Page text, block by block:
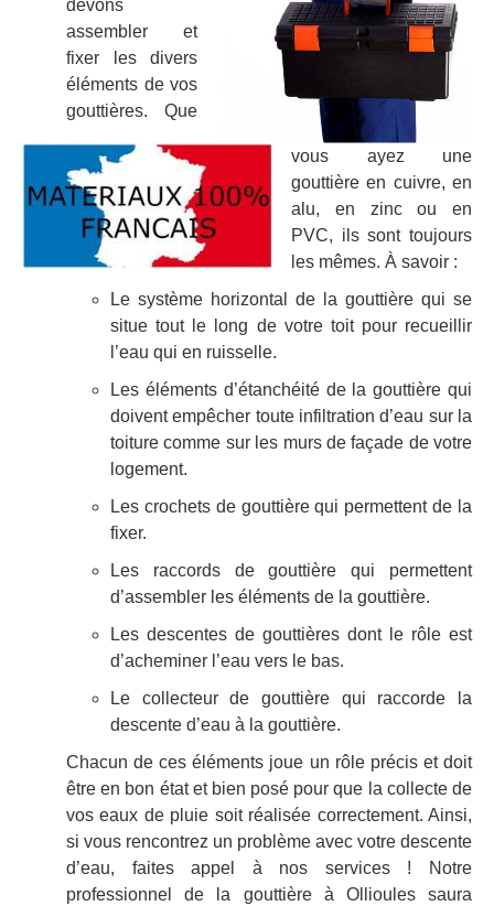
devons
assembler et
fixer les divers
éléments de vos
gouttières. Que
vous ayez une
gouttière en cuivre, en
alu, en zinc ou en
PVC, ils sont toujours
les mêmes. À savoir :
Le système horizontal de la gouttière qui se
situe tout le long de votre toit pour recueillir
l’eau qui en ruisselle.
Les éléments d’étanchéité de la gouttière qui
doivent empêcher toute infiltration d’eau sur la
toiture comme sur les murs de façade de votre
logement.
Les crochets de gouttière qui permettent de la
fixer.
Les raccords de gouttière qui permettent
d’assembler les éléments de la gouttière.
Les descentes de gouttières dont le rôle est
d’acheminer l’eau vers le bas.
Le collecteur de gouttière qui raccorde la
descente d’eau à la gouttière.
Chacun de ces éléments joue un rôle précis et doit
être en bon état et bien posé pour que la collecte de
vos eaux de pluie soit réalisée correctement. Ainsi,
si vous rencontrez un problème avec votre descente
d’eau, faites appel à nos services ! Notre
professionnel de la gouttière à Ollioules saura